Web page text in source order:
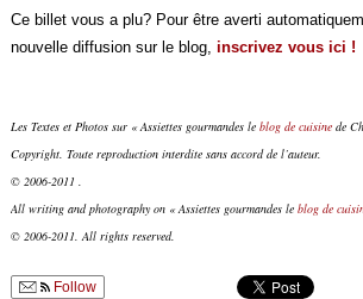
Ce billet vous a plu? Pour être averti
nouvelle diffusion sur le blog, inscrivez vous ici !
Les Textes et Photos sur « Assiettes gourmandes le blog de cuisinede
Copyright. Toute reproduction interdite sans accord de l’auteur.
© 2006-2011 .
All writing and photography on « Assiettes gourmandes le blog de
© 2006-2011. All rights reserved.
Follow